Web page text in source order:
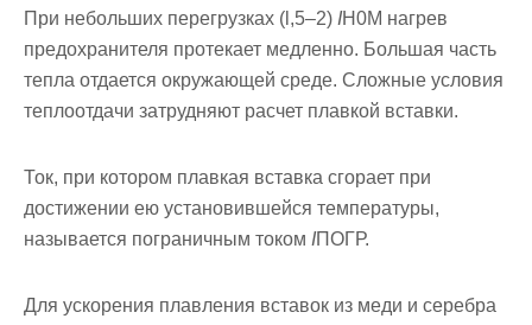
При небольших перегрузках (l,5–2) IH0M нагрев
предо­хранителя протекает медленно. Большая часть
тепла отда­ется окружающей среде. Сложные условия
теплоотдачи затрудняют расчет плавкой вставки.
Ток, при котором плавкая встав­ка сгорает при
достижении ею уста­новившейся температуры,
называет­ся пограничным током IПОГР.
Для ускорения плавления вставок из меди и серебра